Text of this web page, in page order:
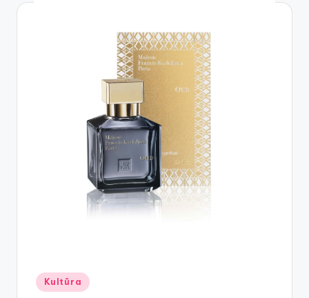
Posted
in
Kultūra